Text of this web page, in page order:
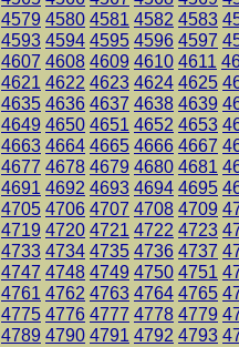
4579 4580 4581 4582 4583
4593 4594 4595 4596 4597
4607 4608 4609 4610 4611
4621 4622 4623 4624 4625
4635 4636 4637 4638 4639
4649 4650 4651 4652 4653
4663 4664 4665 4666 4667
4677 4678 4679 4680 4681
4691 4692 4693 4694 4695
4705 4706 4707 4708 4709
4719 4720 4721 4722 4723
4733 4734 4735 4736 4737
4747 4748 4749 4750 4751
4761 4762 4763 4764 4765
4775 4776 4777 4778 4779
4789 4790 4791 4792 4793